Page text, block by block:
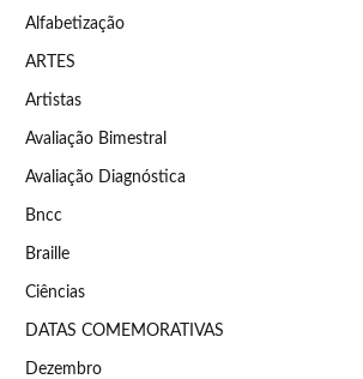
Alfabetização
ARTES
Artistas
Avaliação Bimestral
Avaliação Diagnóstica
Bncc
Braille
Ciências
DATAS COMEMORATIVAS
Dezembro